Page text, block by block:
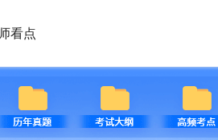
看点